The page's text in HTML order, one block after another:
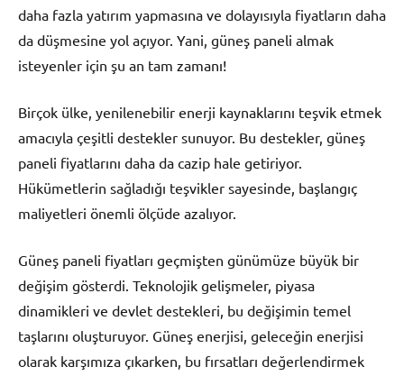
daha fazla yatırım yapmasına ve dolayısıyla fiyatların daha
da düşmesine yol açıyor. Yani, güneş paneli almak
isteyenler için şu an tam zamanı!
Birçok ülke, yenilenebilir enerji kaynaklarını teşvik etmek
amacıyla çeşitli destekler sunuyor. Bu destekler, güneş
paneli fiyatlarını daha da cazip hale getiriyor.
Hükümetlerin sağladığı teşvikler sayesinde, başlangıç
maliyetleri önemli ölçüde azalıyor.
Güneş paneli fiyatları geçmişten günümüze büyük bir
değişim gösterdi. Teknolojik gelişmeler, piyasa
dinamikleri ve devlet destekleri, bu değişimin temel
taşlarını oluşturuyor. Güneş enerjisi, geleceğin enerjisi
olarak karşımıza çıkarken, bu fırsatları değerlendirmek